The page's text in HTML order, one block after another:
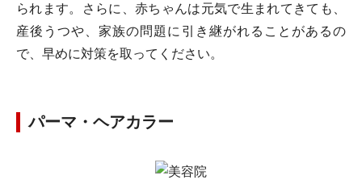
られます。さらに、赤ちゃんは元気で生まれてきても、
産後うつや、家族の問題に引き継がれることがあるの
で、早めに対策を取ってください。
パーマ・ヘアカラー